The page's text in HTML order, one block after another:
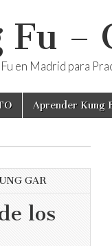
Fu –
en Madrid para
Aprender Kung
GAR
los